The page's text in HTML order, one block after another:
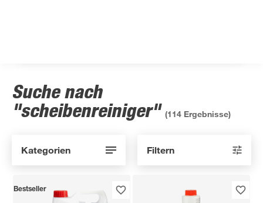
Suche nach
"scheibenreiniger" (114 Ergebnisse)
Kategorien Filtern
Bestseller